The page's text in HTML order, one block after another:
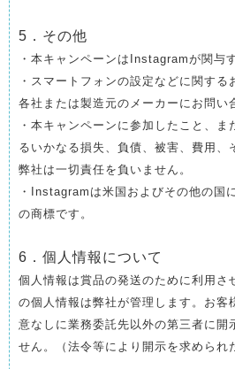
5．その他
・本キャンペーンはInstagramが関与
・スマートフォンの設定などに関す
各社または製造元のメーカーにお問い
・本キャンペーンに参加したこと、
るいかなる損失、負債、被害、費用、
弊社は一切責任を負いません。
・Instagramは米国およびその他の国
の商標です。
6．個人情報について
個人情報は賞品の発送のために利用さ
の個人情報は弊社が管理します。お客
意なしに業務委託先以外の第三者に開
せん。（法令等により開示を求められ